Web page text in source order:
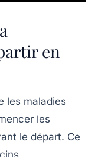
en
les maladies
les
le départ. Ce